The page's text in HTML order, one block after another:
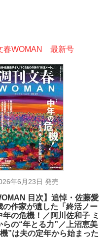
（91...
春WOMAN 最新号
年6月23日 発売
目次】追悼・佐藤愛
の作家が遺した「終活ノー
年の危機！／阿川佐和子 ミ
らの“年とる力”／上沼恵美
”は夫の定年から始まった